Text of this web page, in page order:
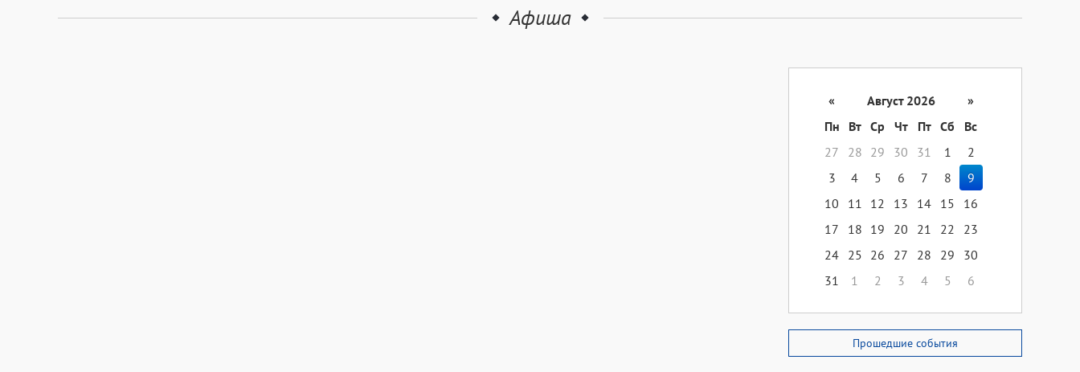
Афиша
« Август 2026
»
Пн
Вт Ср Чт Пт Сб
Вс
27
28 29 30 31 1
2
3
4 5 6 7 8
9
10
11 12 13 14 15
16
17
18 19 20 21 22
23
24 25 26 27 28 29
30
31
1 2 3 4 5 6
Прошедшие события